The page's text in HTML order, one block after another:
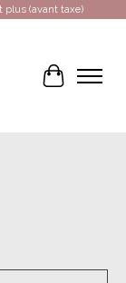
plus (avant taxe)
Cart